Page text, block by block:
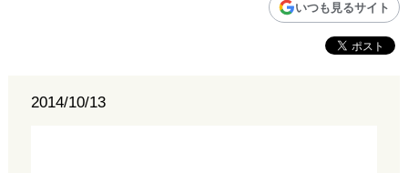
いつも見るサイト
2014/10/13